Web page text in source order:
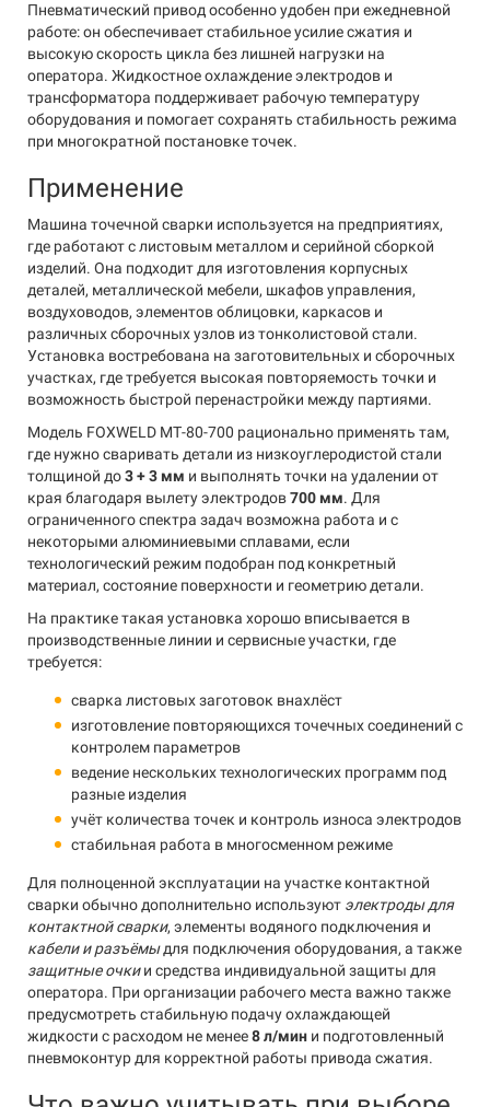
Пневматический привод особенно удобен при ежедневной
работе: он обеспечивает стабильное усилие сжатия и
высокую скорость цикла без лишней нагрузки на
оператора. Жидкостное охлаждение электродов и
трансформатора поддерживает рабочую температуру
оборудования и помогает сохранять стабильность режима
при многократной постановке точек.
Применение
Машина точечной сварки используется на предприятиях,
где работают с листовым металлом и серийной сборкой
изделий. Она подходит для изготовления корпусных
деталей, металлической мебели, шкафов управления,
воздуховодов, элементов облицовки, каркасов и
различных сборочных узлов из тонколистовой стали.
Установка востребована на заготовительных и сборочных
участках, где требуется высокая повторяемость точки и
возможность быстрой перенастройки между партиями.
Модель FOXWELD МТ-80-700 рационально применять там,
где нужно сваривать детали из низкоуглеродистой стали
толщиной до3 + 3 мм и выполнять точки на удалении от
края благодаря вылету электродов700 мм. Для
ограниченного спектра задач возможна работа и с
некоторыми алюминиевыми сплавами, если
технологический режим подобран под конкретный
материал, состояние поверхности и геометрию детали.
На практике такая установка хорошо вписывается в
производственные линии и сервисные участки, где
требуется:
сварка листовых заготовок внахлёст
изготовление повторяющихся точечных соединений с
контролем параметров
ведение нескольких технологических программ под
разные изделия
учёт количества точек и контроль износа электродов
стабильная работа в многосменном режиме
Для полноценной эксплуатации на участке контактной
сварки обычно дополнительно используют электроды для
контактной сварки, элементы водяного подключения и
кабели и разъёмыдля подключения оборудования, а также
защитные очкии средства индивидуальной защиты для
оператора. При организации рабочего места важно также
предусмотреть стабильную подачу охлаждающей
жидкости с расходом не менее8 л/мин и подготовленный
пневмоконтур для корректной работы привода сжатия.